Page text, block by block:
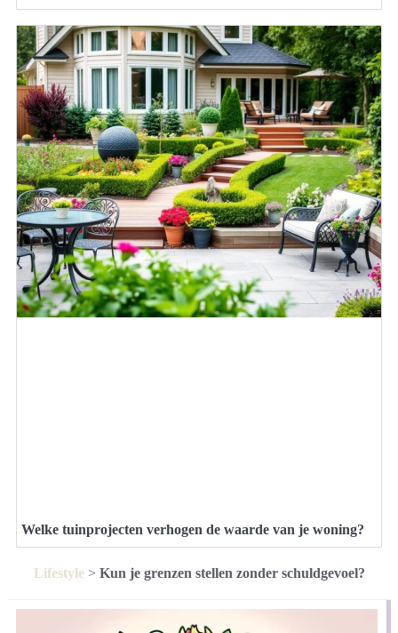
Welke tuinprojecten verhogen de waarde van je woning?
Lifestyle> Kun je grenzen stellen zonder schuldgevoel?